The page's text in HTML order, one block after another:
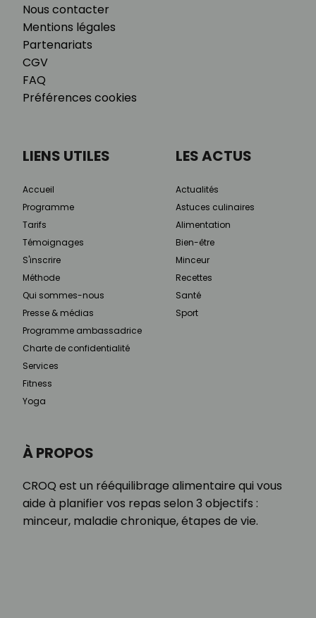
Nous contacter
Mentions légales
Partenariats
CGV
FAQ
Préférences cookies
À PROPOS
CROQ est un rééquilibrage alimentaire qui vous
aide à planifier vos repas selon 3 objectifs :
minceur, maladie chronique, étapes de vie.
LIENS UTILES
Accueil
Programme
Tarifs
Témoignages
S'inscrire
Méthode
Qui sommes-nous
Presse & médias
Programme ambassadrice
Charte de confidentialité
Services
Fitness
Yoga
LES ACTUS
Actualités
Astuces culinaires
Alimentation
Bien-être
Minceur
Recettes
Santé
Sport